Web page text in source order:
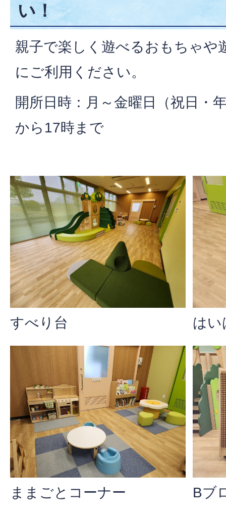
い！
親子で楽しく遊べるおもちゃや
にご利用ください。
開所日時：月～金曜日（祝日・
から17時まで​​​​​​
すべり台 はい
ままごとコーナー Bブ